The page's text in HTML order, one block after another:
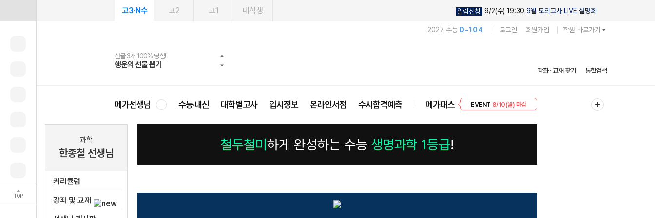
TOP
고3·N수 고2 고1 대학생 알람신청 9/2(수) 19:30 9월 모의고사 LIVE 설명회
2027 수능 D-104 로그인 회원가입 학원 바로가기
선물 3개 100% 당첨!
행운의 선물 뽑기
선물 100% 증정!
메가스터디 X 올리브
여름방학 스터디 캐시백
메가런 썸머스쿨
2027 러셀 단과
강사 공개선발
스마트러닝앱
설문 EVENT
메가패스
3일 무료 체험권
메가패스 수강생 무료혜택!
메가클럽 멤버십
사회공헌 캠페인
희망이룸 메가나눔
강좌 · 교재 찾기 통합검색
메가선생님 수능·내신 대학별고사 입시정보 온라인서점 수시합격예측 메가패스
EVENT 8/10(월) 마감
과학
한종철 선생님
커리큘럼
강좌 및 교재
철두철미 하게 완성하는 수능 생명과학 1등급!